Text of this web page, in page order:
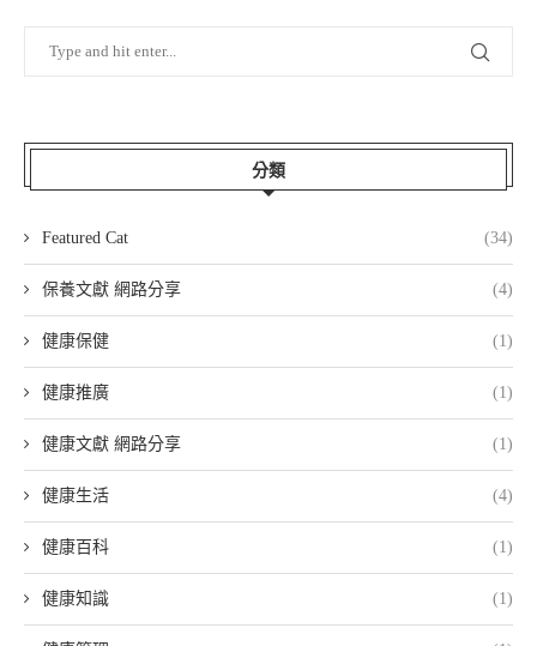
分類
Featured Cat (34)
保養文獻 網路分享 (4)
健康保健 (1)
健康推廣 (1)
健康文獻 網路分享 (1)
健康生活 (4)
健康百科 (1)
健康知識 (1)